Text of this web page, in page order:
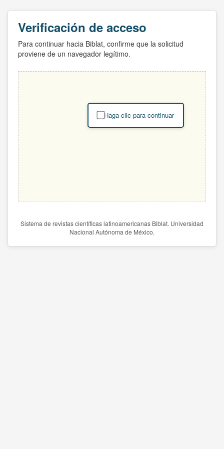
Verificación de acceso
Para continuar hacia Biblat, confirme que la solicitud
proviene de un navegador legítimo.
Haga clic para continuar
Sistema de revistas científicas latinoamericanas Biblat. Universidad
Nacional Autónoma de México.